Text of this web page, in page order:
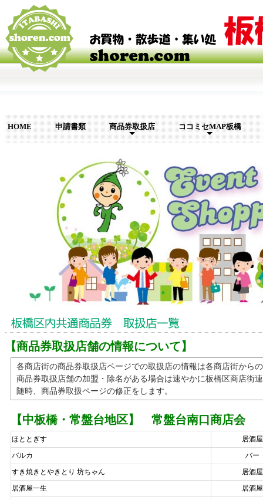
HOME 申請書類 商品券取扱店 ココミセMAP板橋
【商品券取扱店舗の情報について】
各商店街の商品券取扱店ページでの取扱店の情報は各商店街から
商品券取扱店舗の加盟・除名がある場合は速やかに板橋区商店街
随時、商品券取扱ページの修正をします。
【中板橋・常盤台地区】 常盤台南口商店会
ほととぎす
居酒屋
バルカ
バー
すき焼きとやきとり 坊ちゃん
居酒屋
居酒屋一生
居酒屋